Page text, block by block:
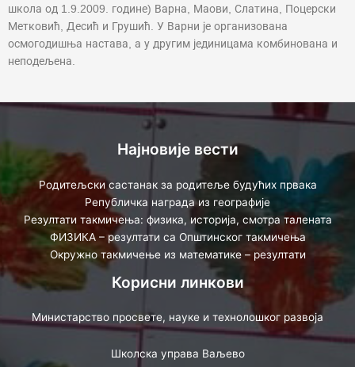
школа од 1.9.2009. године) Варна, Маови, Слатина, Поцерски
Метковић, Десић и Грушић. У Варни је организована
осмогодишња настава, а у другим јединицама комбинована и
неподељена.
Најновије вести
Родитељски састанак за родитеље будућих првака
Републичка награда из географије
Резултати такмичења: физика, историја, смотра талената
ФИЗИКА – резултати са Општинског такмичења
Окружно такмичење из математике – резултати
Корисни линкови
Министарство просвете, науке и технолошког развоја
Школска управа Ваљево